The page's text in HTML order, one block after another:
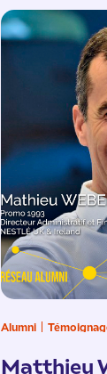
Alumni
Matthieu